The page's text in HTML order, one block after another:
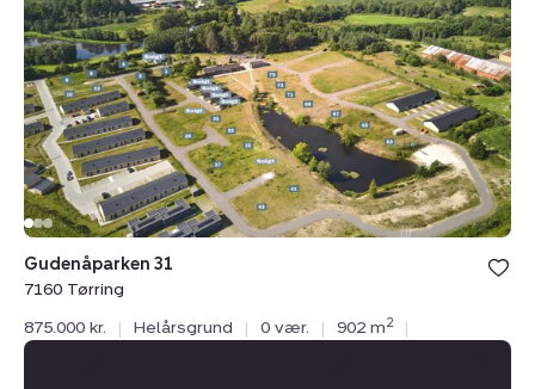
7160
Tørring
Gudenåparken 31
7160 Tørring
875.000 kr.
| Helårsgrund | 0 vær. | 902 m2 |